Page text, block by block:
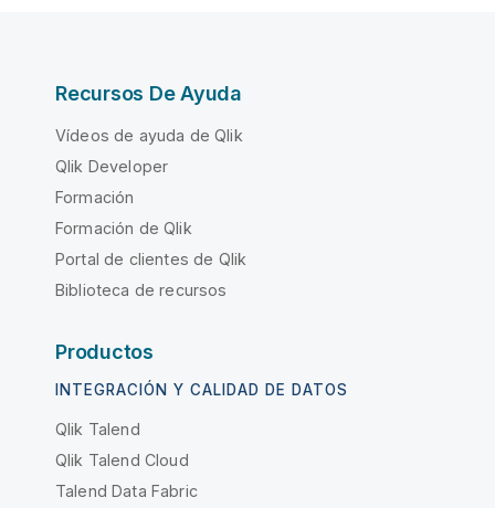
Recursos De Ayuda
Vídeos de ayuda de Qlik
Qlik Developer
Formación
Formación de Qlik
Portal de clientes de Qlik
Biblioteca de recursos
Productos
INTEGRACIÓN Y CALIDAD DE DATOS
Qlik Talend
Qlik Talend Cloud
Talend Data Fabric